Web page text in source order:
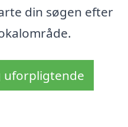
din søgen efter
uforpligtende